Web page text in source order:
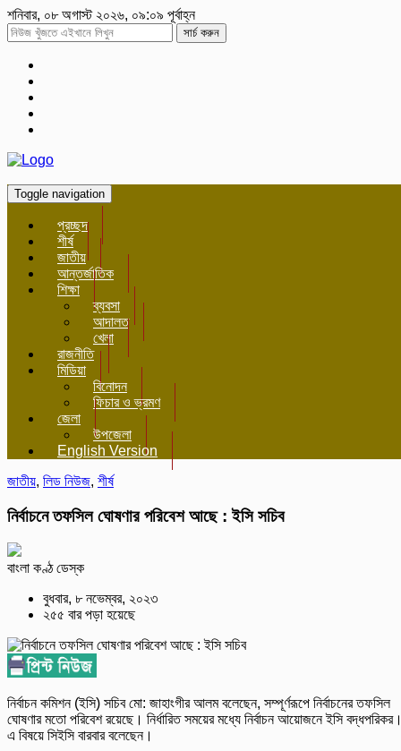
শনিবার, ০৮ অগাস্ট ২০২৬, ০৯:০৯ পূর্বাহ্ন
সার্চ করুন
Toggle navigation
প্রচ্ছদ
শীর্ষ
জাতীয়
আন্তর্জাতিক
শিক্ষা
ব্যবসা
আদালত
খেলা
রাজনীতি
মিডিয়া
বিনোদন
ফিচার ও ভ্রমণ
জেলা
উপজেলা
English Version
জাতীয়, লিড নিউজ, শীর্ষ
নির্বাচনে তফসিল ঘোষণার পরিবেশ আছে : ইসি সচিব
বাংলা কণ্ঠ ডেস্ক
বুধবার, ৮ নভেম্বর, ২০২৩
২৫৫ বার পড়া হয়েছে
নির্বাচন কমিশন (ইসি) সচিব মো: জাহাংগীর আলম বলেছেন, সম্পূর্ণরূপে নির্বাচনের তফসিল
ঘোষণার মতো পরিবেশ রয়েছে। নির্ধারিত সময়ের মধ্যে নির্বাচন আয়োজনে ইসি
এ বিষয়ে সিইসি বারবার বলেছেন।